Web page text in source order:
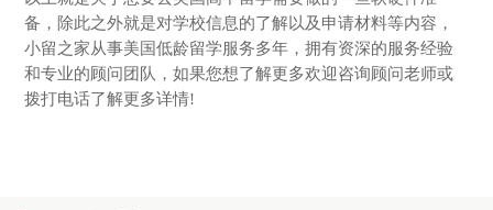
备，除此之外就是对学校信息的了解以及申请材料等内容，
小留之家从事美国低龄留学服务多年，拥有资深的服务经验
和专业的顾问团队，如果您想了解更多欢迎咨询顾问老师或
拨打电话了解更多详情!